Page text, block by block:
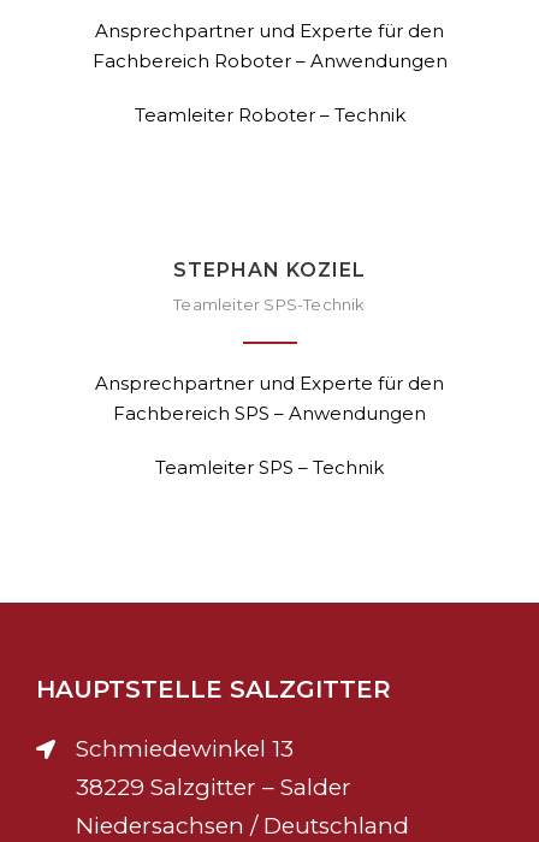
Ansprechpartner und Experte für den
Fachbereich Roboter – Anwendungen
Teamleiter Roboter – Technik
STEPHAN KOZIEL
Teamleiter SPS-Technik
Ansprechpartner und Experte für den
Fachbereich SPS – Anwendungen
Teamleiter SPS – Technik
HAUPTSTELLE SALZGITTER
Schmiedewinkel 13
38229 Salzgitter – Salder
Niedersachsen / Deutschland